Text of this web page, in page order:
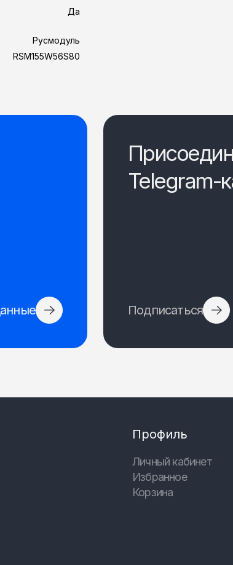
Да
Русмодуль
RSM155W56S80
Telegram-
Подписаться
Профиль
Личный кабинет
Избранное
Корзина